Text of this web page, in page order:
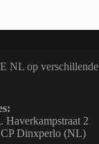
NL op verschillende
Haverkampstraat 2
Dinxperlo (NL)